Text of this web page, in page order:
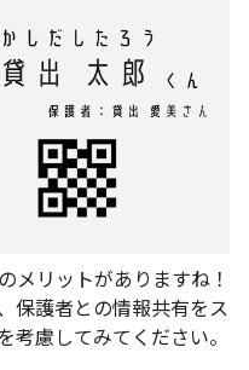
メリットがありますね！
保護者との情報共有をス
考慮してみてください。